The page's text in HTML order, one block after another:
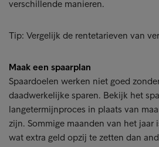
verschillende manieren.
Tip: Vergelijk de rentetarieven van
Maak een spaarplan
Spaardoelen werken niet goed
daadwerkelijke sparen. Bekijk het
langetermijnproces in plaats van
zijn. Sommige maanden van het jaar
wat extra geld opzij te zetten dan